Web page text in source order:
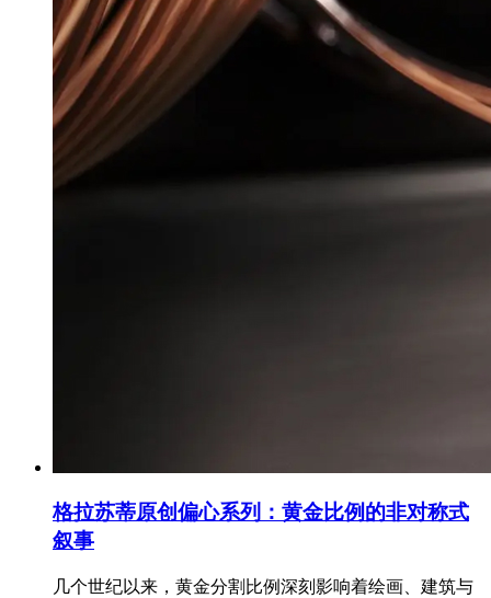
格拉苏蒂原创偏心系列：黄金比例的非对称式
叙事
几个世纪以来，黄金分割比例深刻影响着绘画、建筑与